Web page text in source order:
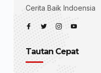
Cerita Baik Indoensia
Tautan Cepat